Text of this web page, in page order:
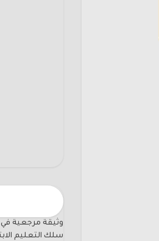
وثيقة مرجعية في
سلك التعليم